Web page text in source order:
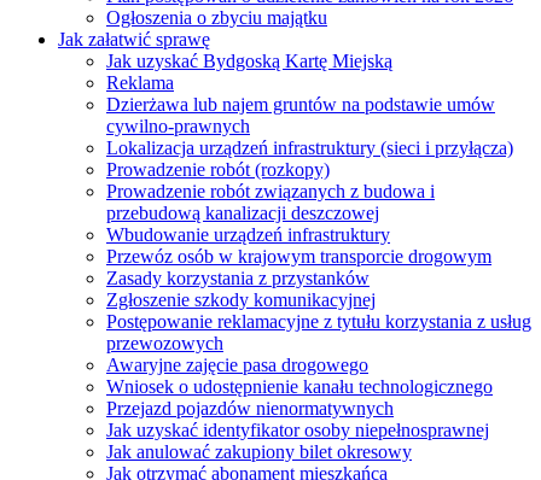
Ogłoszenia o zbyciu majątku
Jak załatwić sprawę
Jak uzyskać Bydgoską Kartę Miejską
Reklama
Dzierżawa lub najem gruntów na podstawie umów
cywilno-prawnych
Lokalizacja urządzeń infrastruktury (sieci i przyłącza)
Prowadzenie robót (rozkopy)
Prowadzenie robót związanych z budowa i
przebudową kanalizacji deszczowej
Wbudowanie urządzeń infrastruktury
Przewóz osób w krajowym transporcie drogowym
Zasady korzystania z przystanków
Zgłoszenie szkody komunikacyjnej
Postępowanie reklamacyjne z tytułu korzystania z usług
przewozowych
Awaryjne zajęcie pasa drogowego
Wniosek o udostępnienie kanału technologicznego
Przejazd pojazdów nienormatywnych
Jak uzyskać identyfikator osoby niepełnosprawnej
Jak anulować zakupiony bilet okresowy
Jak otrzymać abonament mieszkańca